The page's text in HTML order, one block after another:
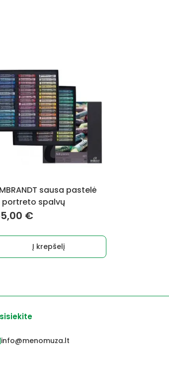
sausa pastelė
portreto spalvų
€
Į krepšelį
info@menomuza.lt